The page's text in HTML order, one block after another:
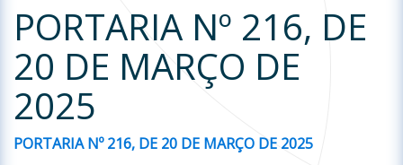
PORTARIA Nº 216, DE
20 DE MARÇO DE
2025
PORTARIA Nº216, DE 20 DE MARÇO DE 2025